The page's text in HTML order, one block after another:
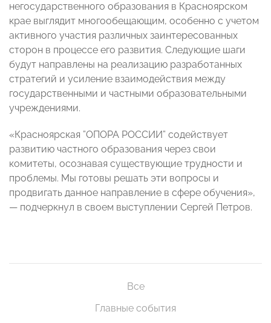
негосударственного образования в Красноярском
крае выглядит многообещающим, особенно с учетом
активного участия различных заинтересованных
сторон в процессе его развития. Следующие шаги
будут направлены на реализацию разработанных
стратегий и усиление взаимодействия между
государственными и частными образовательными
учреждениями.
«Красноярская ”ОПОРА РОССИИ” содействует
развитию частного образования через свои
комитеты, осознавая существующие трудности и
проблемы. Мы готовы решать эти вопросы и
продвигать данное направление в сфере обучения»,
— подчеркнул в своем выступлении Сергей Петров.
Все
Главные события